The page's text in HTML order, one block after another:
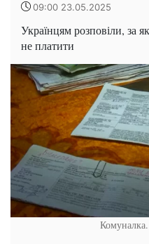
09:00 23.05.2025
Українцям розповіли, за
не платити